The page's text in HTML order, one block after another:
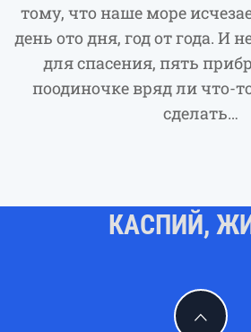
тому, что наше море
день ото дня, год от года. И
для спасения, пять
поодиночке вряд ли что-
сделать…
КАСПИЙ,